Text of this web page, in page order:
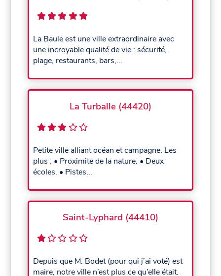
La Baule est une ville extraordinaire avec
une incroyable qualité de vie : sécurité,
plage, restaurants, bars,...
La Turballe (44420)
Petite ville alliant océan et campagne. Les
plus : • Proximité de la nature. • Deux
écoles. • Pistes...
Saint-Lyphard (44410)
Depuis que M. Bodet (pour qui j’ai voté) est
maire, notre ville n’est plus ce qu’elle était.